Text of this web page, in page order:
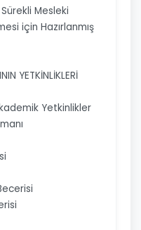
Mesleki
için Hazırlanmış
YETKİNLİKLERİ
Yetkinlikler